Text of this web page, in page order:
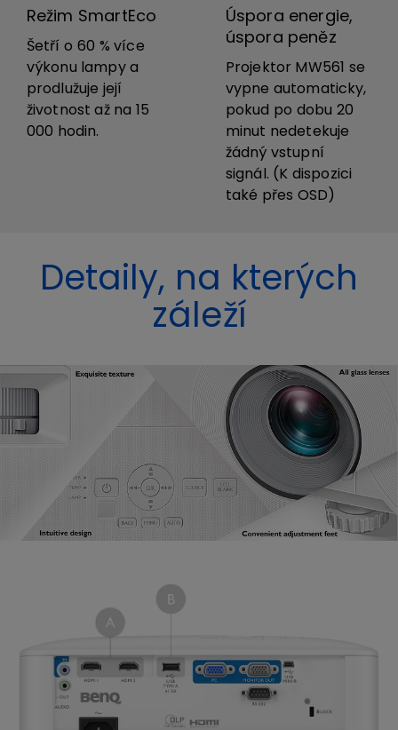
Režim SmartEco
Šetří o 60 % více
výkonu lampy a
prodlužuje její
životnost až na 15
000 hodin.
Úspora energie,
úspora peněz
Projektor MW561 se
vypne automaticky,
pokud po dobu 20
minut nedetekuje
žádný vstupní
signál. (K dispozici
také přes OSD)
Detaily, na kterých
záleží